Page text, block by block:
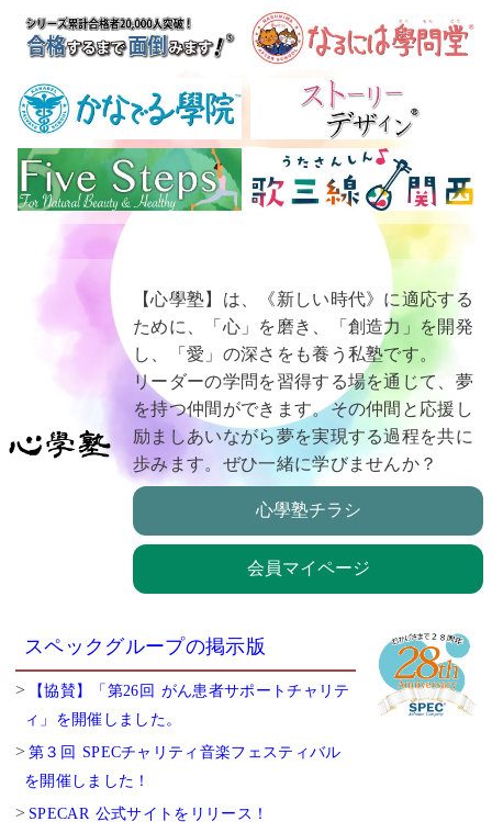
【心學塾】は、《新しい時代》に適応する
ために、「心」を磨き、「創造力」を開発
し、「愛」の深さをも養う私塾です。
リーダーの学問を習得する場を通じて、夢
を持つ仲間ができます。その仲間と応援し
励ましあいながら夢を実現する過程を共に
歩みます。ぜひ一緒に学びませんか？
心學塾チラシ
会員マイページ
スペックグループの掲示版
【協賛】「第26回 がん患者サポートチャリテ
ィ」を開催しました。
第３回 SPECチャリティ音楽フェスティバル
を開催しました！
SPECAR 公式サイトをリリース！